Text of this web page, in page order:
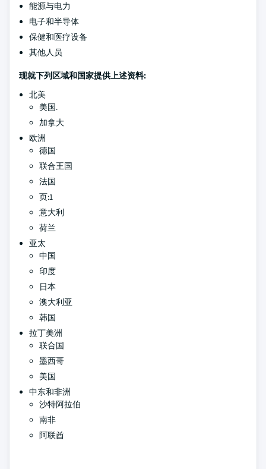
能源与电力
电子和半导体
保健和医疗设备
其他人员
现就下列区域和国家提供上述资料:
北美
美国.
加拿大
欧洲
德国
联合王国
法国
页:1
意大利
荷兰
亚太
中国
印度
日本
澳大利亚
韩国
拉丁美洲
联合国
墨西哥
美国
中东和非洲
沙特阿拉伯
南非
阿联酋